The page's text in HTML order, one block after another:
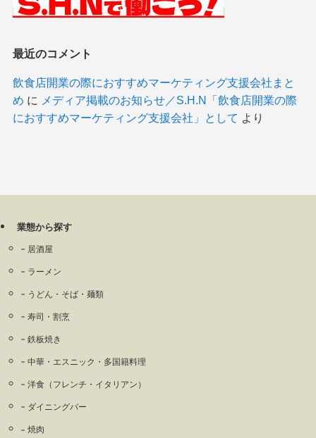
最近のコメント
飲食店開業の際におすすめマーケティング支援会社まと
め に メディア掲載のお知らせ／S.H.N「飲食店開業の際
におすすめマーケティング支援会社」として より
業態から探す
居酒屋
ラーメン
うどん・そば・麺類
寿司・割烹
鉄板焼き
中華・エスニック・多国籍料理
洋食（フレンチ・イタリアン）
ダイニングバー
焼肉